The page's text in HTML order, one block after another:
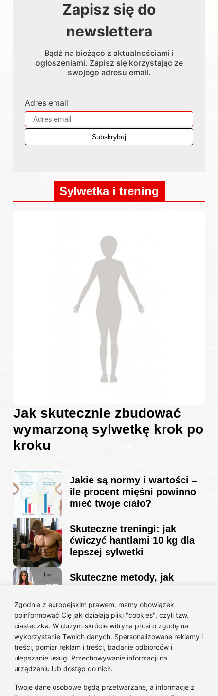
Zgodnie z europejskim prawem, mamy obowiązek
poinformować Cię jak działają pliki "cookies", czyli tzw.
ciasteczka. W dużym skrócie witryna prosi o zgodę na
wykorzystanie Twoich danych. Spersonalizowane reklamy i
treści, pomiar reklam i treści, badanie odbiorców i
ulepszanie usług. Przechowywanie informacji na
urządzeniu lub dostęp do nich.
Twoje dane osobowe będą przetwarzane, a informacje z
Zapisz się do
newslettera
Bądź na bieżąco z aktualnościami i
ogłoszeniami. Zapisz się korzystając ze
swojego adresu email.
Adres email
Sylwetka i trening
Jak skutecznie zbudować
wymarzoną sylwetkę krok po
kroku
Jakie są normy i wartości –
ile procent mięśni powinno
mieć twoje ciało?
Skuteczne treningi: jak
ćwiczyć hantlami 10 kg dla
lepszej sylwetki
Skuteczne metody, jak
schudnąć i wyrzeźbić
sylwetkę w zaledwie 90 dni
Idealny garnitur: jak dobrać
go do swojej sylwetki?
Kategorie